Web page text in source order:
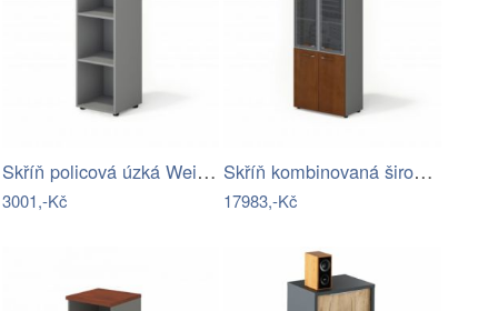
Skříň policová úzká Weils 0301-LZ
3001,-Kč
Skříň kombinovaná široká Weils-LZ
17983,-Kč